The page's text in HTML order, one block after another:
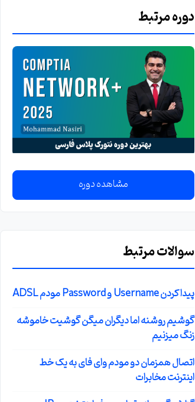
دوره مرتبط
مشاهده دوره
سوالات مرتبط
پیدا کردن Username و Password مودم ADSL
گوشیم روشنه اما دیگران میگن گوشیت خاموشه
زنگ میزنیم
اتصال همزمان دو مودم وای فای به یک خط
اینترنت مخابرات